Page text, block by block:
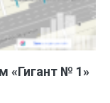
«Гигант № 1»